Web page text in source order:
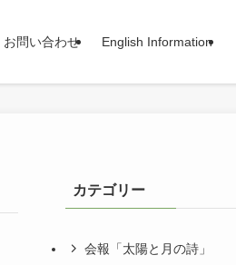
お問い合わせ English Information
カテゴリー
会報「太陽と月の詩」